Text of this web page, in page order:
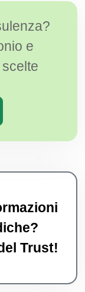
e
Trust!